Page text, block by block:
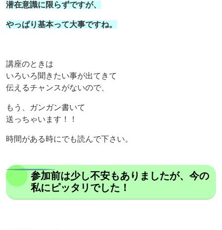
潜在意識に限らずですが、
やっぱり基本って大事ですね。
講座のときは
いろいろ聞きたい事が出てきて
伝えるチャンスがないので、
もう、ガンガン書いて
送っちゃいます！！
時間がある時にでも読んで下さい。
参加前は少し不安もありましたが、今の
私にピッタリでした！